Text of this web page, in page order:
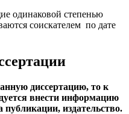
одинаковой степенью
соискателем по дате
диссертацию, то к
внести информацию
издательство.